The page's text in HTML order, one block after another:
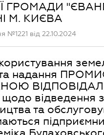
ГРОМАДИ
М. КИЄВА
№1221 від 22.10.2024
надання
відведення
та